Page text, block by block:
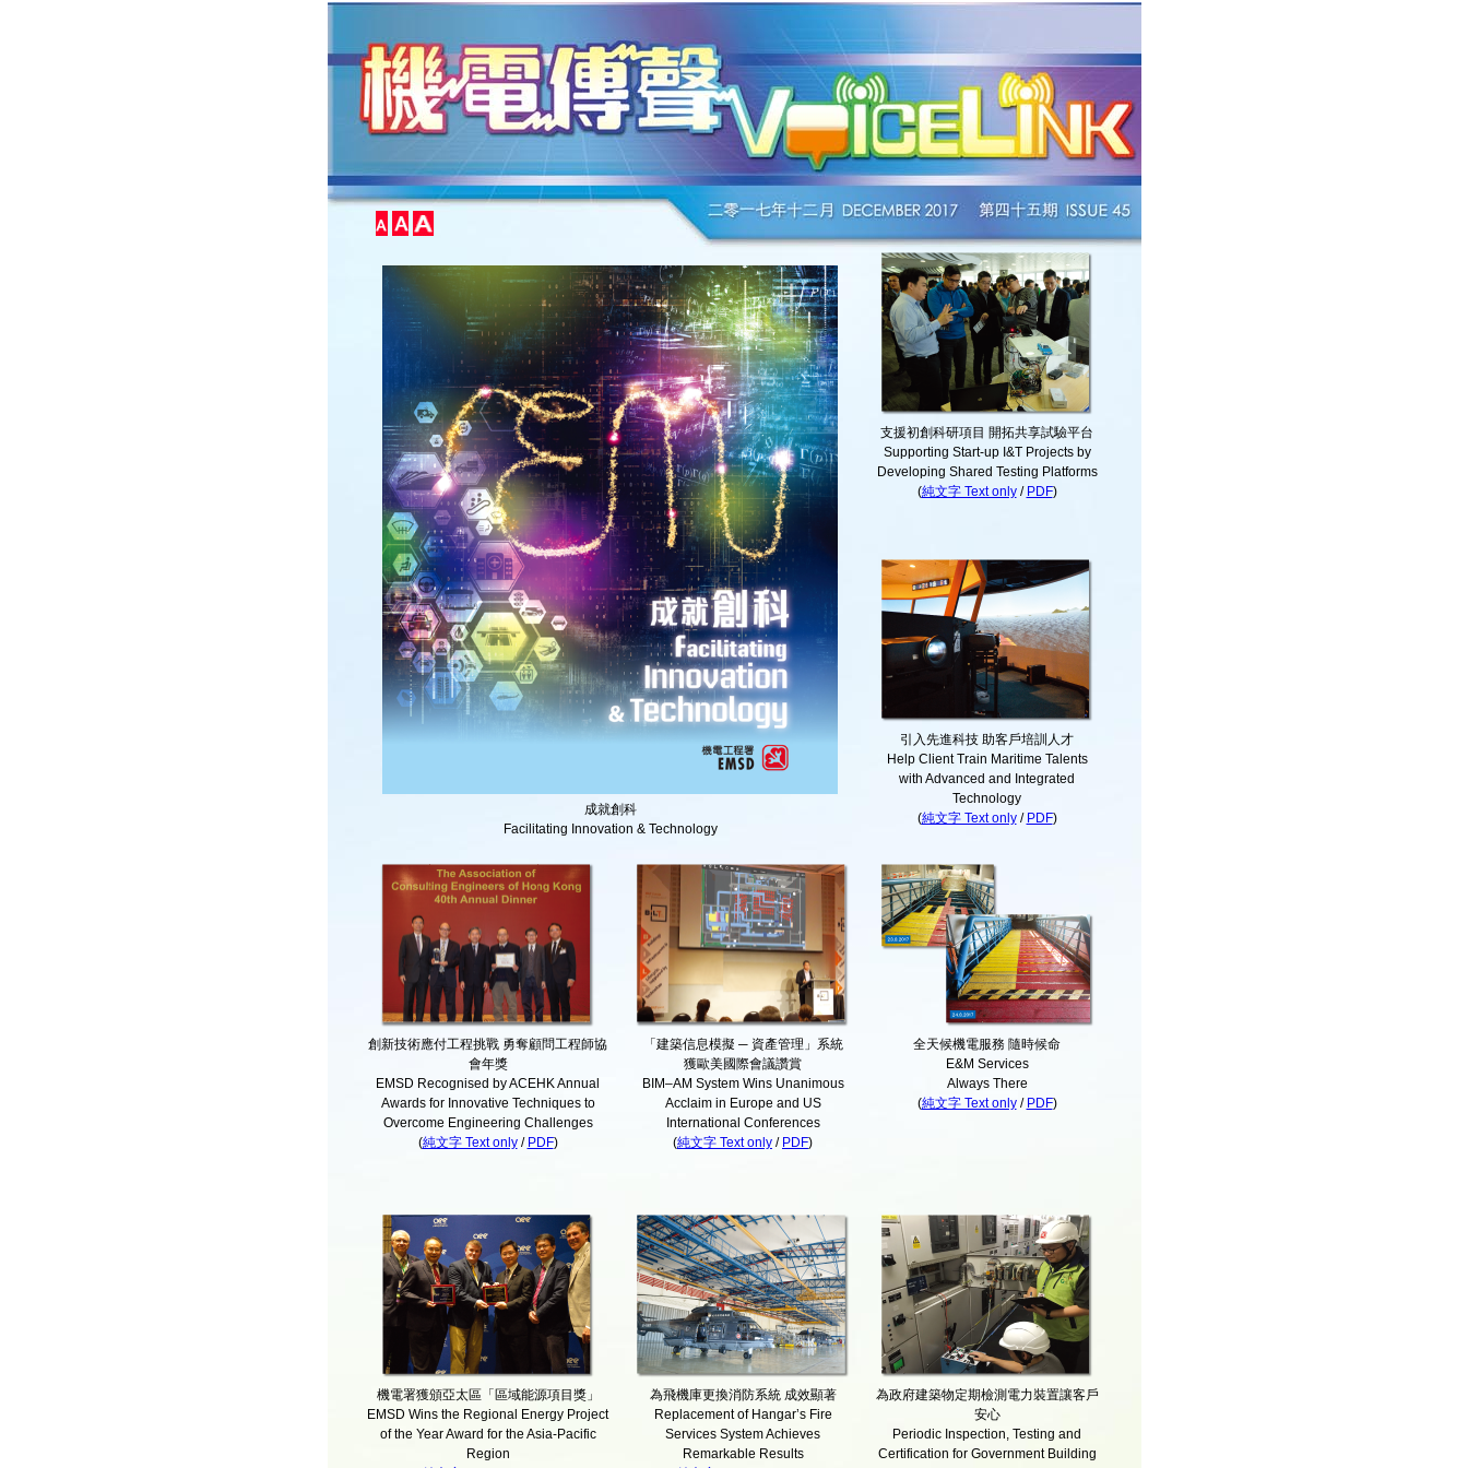
成就創科
Facilitating Innovation & Technology
支援初創科研項目 開拓共享試驗平台
Supporting Start-up I&T Projects by
Developing Shared Testing Platforms
(純文字 Text only/ PDF)
引入先進科技 助客戶培訓人才
Help Client Train Maritime Talents
with Advanced and Integrated
Technology
(純文字 Text only/ PDF)
創新技術應付工程挑戰 勇奪顧問工程師協
會年獎
EMSD Recognised by ACEHK Annual
Awards for Innovative Techniques to
Overcome Engineering Challenges
(純文字 Text only/ PDF)
「建築信息模擬 ─ 資產管理」系統
獲歐美國際會議讚賞
BIM–AM System Wins Unanimous
Acclaim in Europe and US
International Conferences
(純文字 Text only / PDF)
全天候機電服務 隨時候命
E&M Services
Always There
(純文字 Text only/ PDF)
機電署獲頒亞太區「區域能源項目獎」
EMSD Wins the Regional Energy Project
of the Year Award for the Asia-Pacific
Region
為飛機庫更換消防系統 成效顯著
Replacement of Hangar’s Fire
Services System Achieves
Remarkable Results
為政府建築物定期檢測電力裝置讓客戶
安心
Periodic Inspection, Testing and
Certification for Government Building